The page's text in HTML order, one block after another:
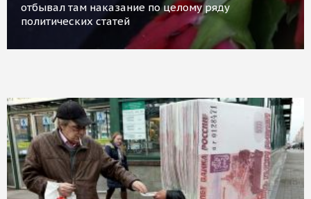
отбывал там наказание по целому ряду
политических статей